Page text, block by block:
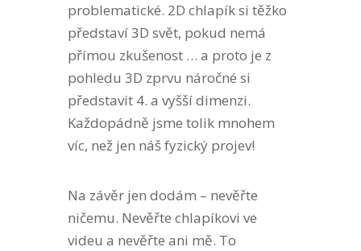
problematické. 2D chlapík si těžko
představí 3D svět, pokud nemá
přímou zkušenost … a proto je z
pohledu 3D zprvu náročné si
představit 4. a vyšší dimenzi.
Každopádně jsme tolik mnohem
víc, než jen náš fyzický projev!
Na závěr jen dodám – nevěřte
ničemu. Nevěřte chlapíkovi ve
videu a nevěřte ani mě. To